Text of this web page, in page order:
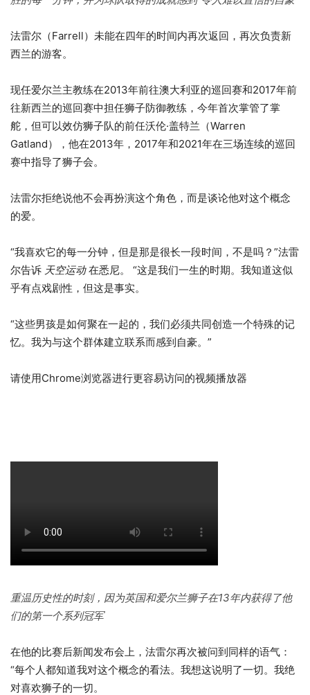
法雷尔（Farrell）未能在四年的时间内再次返回，再次负责新
西兰的游客。
现任爱尔兰主教练在2013年前往澳大利亚的巡回赛和2017年前
往新西兰的巡回赛中担任狮子防御教练，今年首次掌管了掌
舵，但可以效仿狮子队的前任沃伦·盖特兰（Warren
Gatland），他在2013年，2017年和2021年在三场连续的巡回
赛中指导了狮子会。
法雷尔拒绝说他不会再扮演这个角色，而是谈论他对这个概念
的爱。
“我喜欢它的每一分钟，但是那是很长一段时间，不是吗？”法雷
尔告诉 天空运动在悉尼。 “这是我们一生的时期。我知道这似
乎有点戏剧性，但这是事实。
“这些男孩是如何聚在一起的，我们必须共同创造一个特殊的记
忆。我为与这个群体建立联系而感到自豪。”
请使用Chrome浏览器进行更容易访问的视频播放器
重温历史性的时刻，因为英国和爱尔兰狮子在13年内获得了他
们的第一个系列冠军
在他的比赛后新闻发布会上，法雷尔再次被问到同样的语气：
“每个人都知道我对这个概念的看法。我想这说明了一切。我绝
对喜欢狮子的一切。